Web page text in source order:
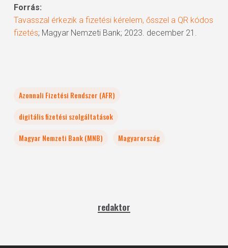
Forrás:
Tavasszal érkezik a fizetési kérelem, ősszel a QR kódos
fizetés; Magyar Nemzeti Bank; 2023. december 21.
Azonnali Fizetési Rendszer (AFR)
digitális fizetési szolgáltatások
Magyar Nemzeti Bank (MNB)
Magyarország
redaktor